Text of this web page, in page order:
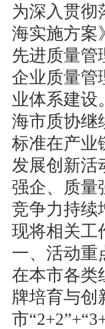
为深入贯彻
海实施方案
先进质量管
企业质量管
业体系建设
海市质协继
标准在产业
发展创新活
强企、质量
竞争力持续
现将相关工
一、活动重
在本市各类
牌培育与创
市